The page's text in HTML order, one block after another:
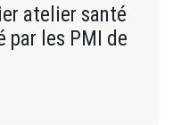
atelier santé
par les PMI de